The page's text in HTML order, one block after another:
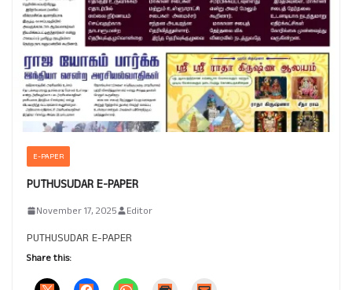
E-PAPER
PUTHUSUDAR E-PAPER
November 17, 2025 Editor
PUTHUSUDAR E-PAPER
Share this: